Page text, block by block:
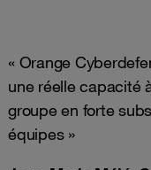
« Orange
une réelle capacité
groupe en forte
équipes »